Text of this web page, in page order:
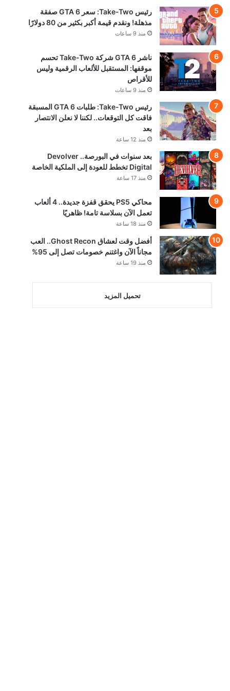
رئيس Take-Two: سعر GTA 6 صفقة
مذهلة! ونقدم قيمة أكبر بكثير من 80 دولارًا
منذ 9 ساعات
ناشر GTA 6 شركة Take-Two تحسم
موقفها: المستقبل للألعاب الرقمية وليس
للأقراص
منذ 9 ساعات
رئيس Take-Two: طلبات GTA 6 المسبقة
فاقت كل التوقعات.. لكننا لا نعلن الانتصار
بعد
منذ 12 ساعة
بعد سنوات في البورصة.. Devolver
Digital تخطط للعودة إلى الملكية الخاصة
منذ 17 ساعة
محاكي PS5 يحقق قفزة جديدة.. 4 ألعاب
تعمل الآن بسلاسة تامة! ظاهريًا
منذ 18 ساعة
أفضل وقت لعشاق Ghost Recon.. العب
مجاناً الآن واغتنم خصومات تصل إلى 95%
منذ 19 ساعة
تحميل المزيد